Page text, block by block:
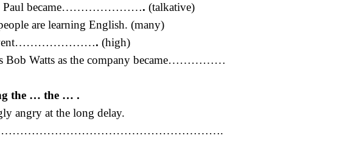
Paul became…………………. (talkative)
are learning English. (many)
went…………………. (high)
Watts as the company became……………
the … the … .
angry at the long delay.